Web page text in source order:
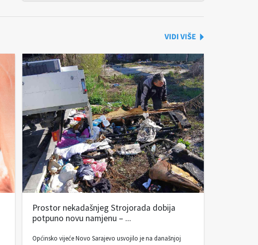
Prostor nekadašnjeg Strojorada dobija
potpuno novu namjenu – ...
Općinsko vijeće Novo Sarajevo usvojilo je na današnjoj